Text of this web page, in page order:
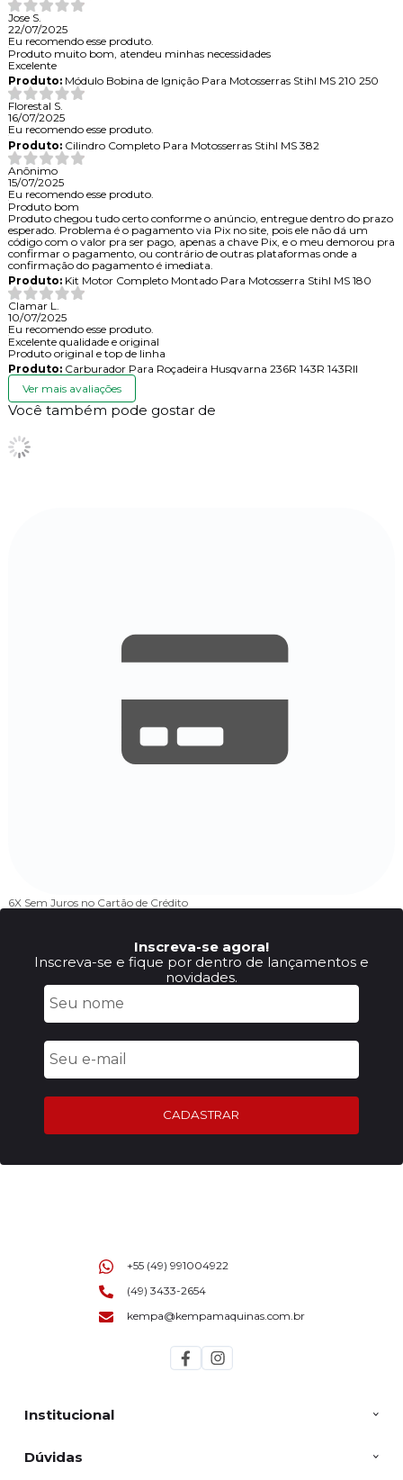
Jose S.
22/07/2025
Eu recomendo esse produto.
Produto muito bom, atendeu minhas necessidades
Excelente
Produto:Módulo Bobina de Ignição Para Motosserras Stihl MS 210 250
Florestal S.
16/07/2025
Eu recomendo esse produto.
Produto:Cilindro Completo Para Motosserras Stihl MS 382
Anônimo
15/07/2025
Eu recomendo esse produto.
Produto bom
Produto chegou tudo certo conforme o anúncio, entregue dentro do prazo
esperado. Problema é o pagamento via Pix no site, pois ele não dá um
código com o valor pra ser pago, apenas a chave Pix, e o meu demorou pra
confirmar o pagamento, ou contrário de outras plataformas onde a
confirmação do pagamento é imediata.
Produto:Kit Motor Completo Montado Para Motosserra Stihl MS 180
Clamar L.
10/07/2025
Eu recomendo esse produto.
Excelente qualidade e original
Produto original e top de linha
Produto:Carburador Para Roçadeira Husqvarna 236R 143R 143RII
Ver mais avaliações
Você também pode gostar de
6X Sem Juros no Cartão de Crédito
Inscreva-se agora!
Inscreva-se e fique por dentro de lançamentos e
novidades.
CADASTRAR
Institucional
Dúvidas
+55 (49) 991004922
(49) 3433-2654
kempa@kempamaquinas.com.br